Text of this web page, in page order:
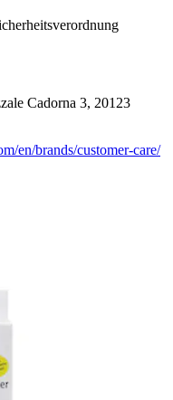
Cadorna 3, 20123
en/brands/customer-care/